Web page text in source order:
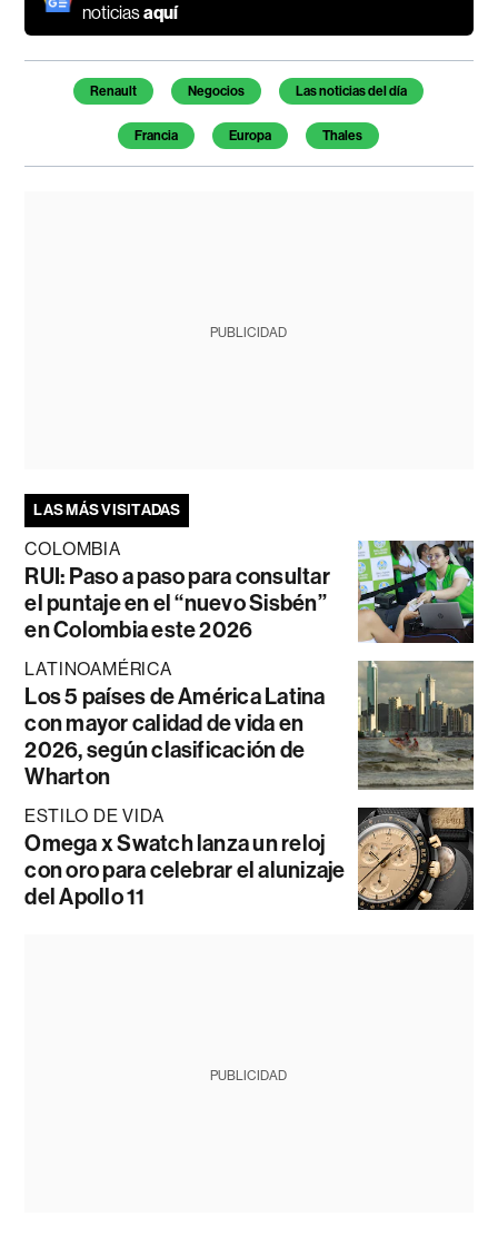
noticiasaquí
Temas de este artículo
Renault Negocios Las noticias del día
Francia Europa Thales
PUBLICIDAD
LAS MÁS VISITADAS
COLOMBIA
RUI: Paso a paso para consultar
el puntaje en el “nuevo Sisbén”
en Colombia este 2026
LATINOAMÉRICA
Los 5 países de América Latina
con mayor calidad de vida en
2026, según clasificación de
Wharton
ESTILO DE VIDA
Omega x Swatch lanza un reloj
con oro para celebrar el alunizaje
del Apollo 11
PUBLICIDAD